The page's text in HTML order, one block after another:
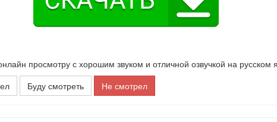
просмотру с хорошим звуком и отличной озвучкой на русском
Буду смотреть Не смотрел